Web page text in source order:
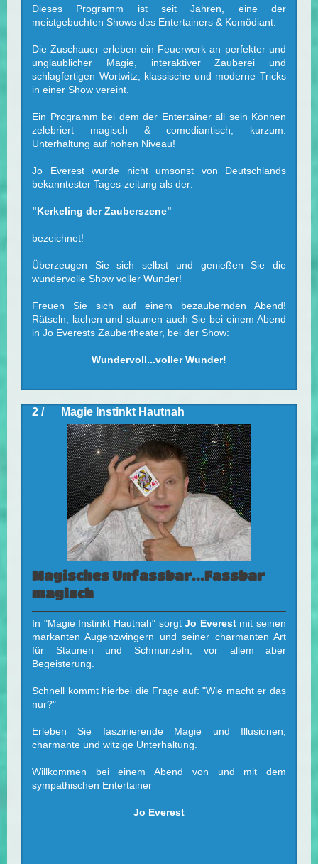
Dieses Programm ist seit Jahren, eine der
meistgebuchten Shows des Entertainers & Komödiant.
Die Zuschauer erleben ein Feuerwerk an perfekter und
unglaublicher Magie, interaktiver Zauberei und
schlagfertigen Wortwitz, klassische und moderne Tricks
in einer Show vereint.
Ein Programm bei dem der Entertainer all sein Können
zelebriert magisch & comediantisch, kurzum:
Unterhaltung auf hohen Niveau!
Jo Everest wurde nicht umsonst von Deutschlands
bekanntester Tages-zeitung als der:
"Kerkeling der Zauberszene"
bezeichnet!
Überzeugen Sie sich selbst und genießen Sie die
wundervolle Show voller Wunder!
Freuen Sie sich auf einem bezaubernden Abend!
Rätseln, lachen und staunen auch Sie bei einem Abend
in Jo Everests Zaubertheater, bei der Show:
Wundervoll...voller Wunder!
2 / Magie Instinkt Hautnah
Magisches Unfassbar...Fassbar
magisch
In "Magie Instinkt Hautnah" sorgtJo Everestmit seinen
markanten Augenzwingern und seiner charmanten Art
für Staunen und Schmunzeln, vor allem aber
Begeisterung.
Schnell kommt hierbei die Frage auf: "Wie macht er das
nur?"
Erleben Sie faszinierende Magie und Illusionen,
charmante und witzige Unterhaltung.
Willkommen bei einem Abend von und mit dem
sympathischen Entertainer
Jo Everest